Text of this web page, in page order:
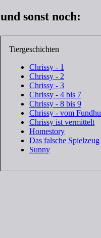
und sonst noch:
Tiergeschichten
Chrissy - 1
Chrissy - 2
Chrissy - 3
Chrissy - 4 bis 7
Chrissy - 8 bis 9
Chrissy - vom
Chrissy ist vermittelt
Homestory
Das falsche Spielzeug
Sunny